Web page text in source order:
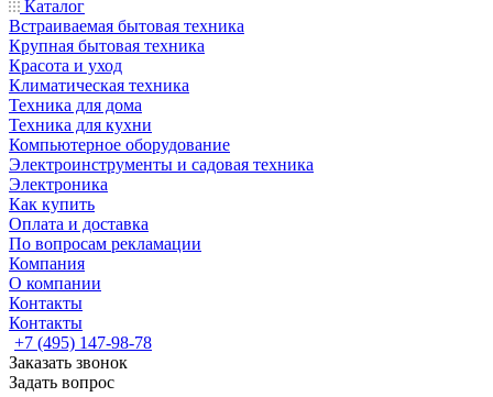
Каталог
Встраиваемая бытовая техника
Крупная бытовая техника
Красота и уход
Климатическая техника
Техника для дома
Техника для кухни
Компьютерное оборудование
Электроинструменты и садовая техника
Электроника
Как купить
Оплата и доставка
По вопросам рекламации
Компания
О компании
Контакты
Контакты
+7 (495) 147-98-78
Заказать звонок
Задать вопрос